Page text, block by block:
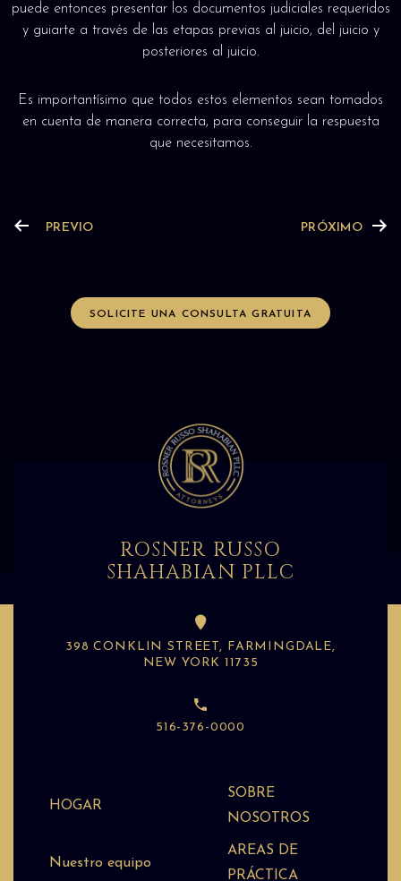
puede entonces presentar los documentos judiciales requeridos
y guiarte a través de las etapas previas al juicio, del juicio y
posteriores al juicio.
Es importantísimo que todos estos elementos sean tomados
en cuenta de manera correcta, para conseguir la respuesta
que necesitamos.
PREVIO PRÓXIMO
SOLICITE UNA CONSULTA GRATUITA
ROSNER RUSSO
SHAHABIAN PLLC
398 CONKLIN STREET, FARMINGDALE,
NEW YORK 11735
516-376-0000
HOGAR
SOBRE
NOSOTROS
Nuestro equipo
AREAS DE
PRÁCTICA